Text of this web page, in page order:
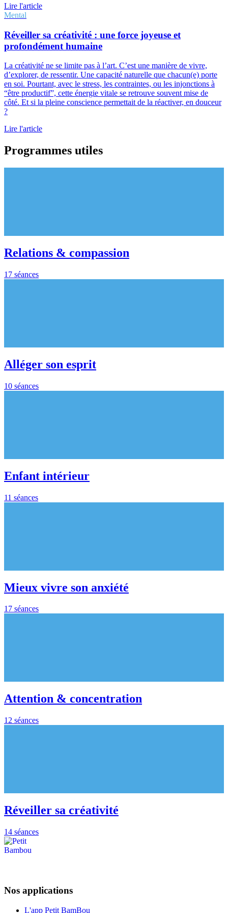
Lire l'article
Mental
Réveiller sa créativité : une force joyeuse et
profondément humaine
La créativité ne se limite pas à l’art. C’est une manière de vivre,
d’explorer, de ressentir. Une capacité naturelle que chacun(e) porte
en soi. Pourtant, avec le stress, les contraintes, ou les injonctions à
“être productif”, cette énergie vitale se retrouve souvent mise de
côté. Et si la pleine conscience permettait de la réactiver, en douceur
?
Lire l'article
Programmes utiles
Relations & compassion
17 séances
Alléger son esprit
10 séances
Enfant intérieur
11 séances
Mieux vivre son anxiété
17 séances
Attention & concentration
12 séances
Réveiller sa créativité
14 séances
Nos applications
L'app Petit BamBou